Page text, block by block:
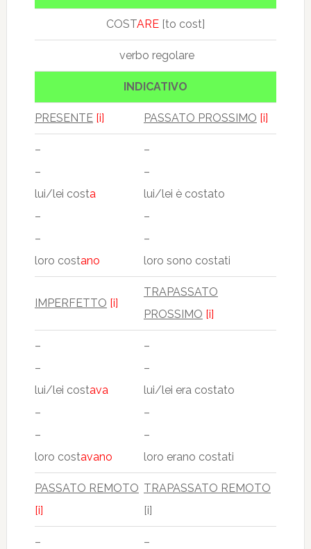
COSTARE[to cost]
verbo regolare
INDICATIVO
PRESENTE [i] PASSATO PROSSIMO [i]
–
–
lui/lei costa
–
–
loro costano
–
–
lui/lei è costato
–
–
loro sono costati
IMPERFETTO [i]
TRAPASSATO
PROSSIMO [i]
–
–
lui/lei costava
–
–
loro costavano
–
–
lui/lei era costato
–
–
loro erano costati
PASSATO REMOTO
[i]
TRAPASSATO REMOTO
[i]
–
–